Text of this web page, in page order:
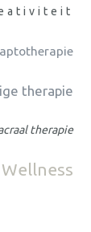
therapie
therapie
Wellness